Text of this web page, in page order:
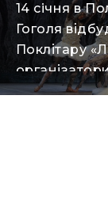
14 сiчня в
Гоголя
Поклітару
балет» під